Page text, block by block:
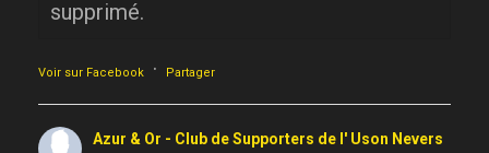
supprimé.
Voir sur Facebook · Partager
Azur & Or - Club de Supporters de l' Uson Nevers